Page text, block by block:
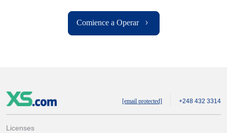
Comience a Operar
[email protected] +248 432 3314
Licenses